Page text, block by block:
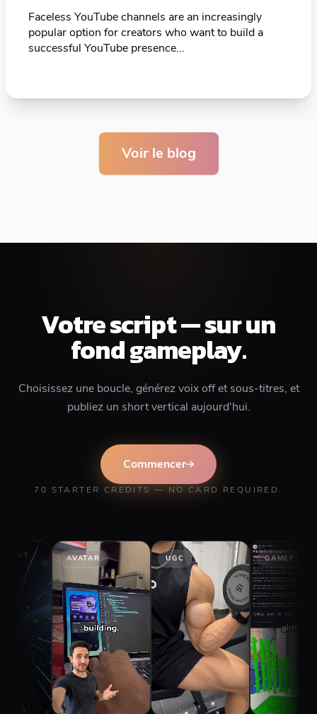
Faceless YouTube channels are an increasingly
popular option for creators who want to build a
successful YouTube presence...
Voir le blog
Votre script — sur un
fond gameplay.
Choisissez une boucle, générez voix off et sous-titres, et
publiez un short vertical aujourd'hui.
Commencer
70 STARTER CREDITS — NO CARD REQUIRED.
AVATAR GAMEPLAY